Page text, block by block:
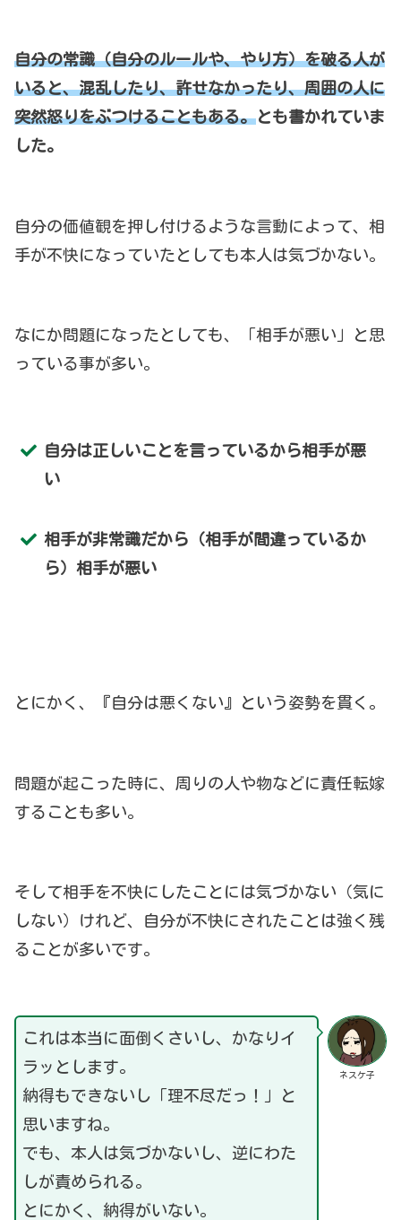
自分の常識（自分のルールや、やり方）を破る人が
いると、混乱したり、許せなかったり、周囲の人に
突然怒りをぶつけることもある。とも書かれていま
した。
自分の価値観を押し付けるような言動によって、相
手が不快になっていたとしても本人は気づかない。
なにか問題になったとしても、「相手が悪い」と思
っている事が多い。
自分は正しいことを言っているから相手が悪
い
相手が非常識だから（相手が間違っているか
ら）相手が悪い
とにかく、『自分は悪くない』という姿勢を貫く。
問題が起こった時に、周りの人や物などに責任転嫁
することも多い。
そして相手を不快にしたことには気づかない（気に
しない）けれど、自分が不快にされたことは強く残
ることが多いです。
ネスケ子
これは本当に面倒くさいし、かなりイ
ラッとします。
納得もできないし「理不尽だっ！」と
思いますね。
でも、本人は気づかないし、逆にわた
しが責められる。
とにかく、納得がいない。